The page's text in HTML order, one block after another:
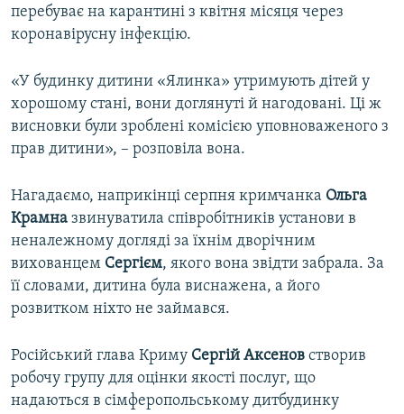
перебуває на карантині з квітня місяця через
коронавірусну інфекцію.
«У будинку дитини «Ялинка» утримують дітей у
хорошому стані, вони доглянуті й нагодовані. Ці ж
висновки були зроблені комісією уповноваженого з
прав дитини», – розповіла вона.
Нагадаємо, наприкінці серпня кримчанка Ольга
Крамна звинуватила співробітників установи в
неналежному догляді за їхнім дворічним
вихованцем Сергієм, якого вона звідти забрала. За
її словами, дитина була виснажена, а його
розвитком ніхто не займався.
Російський глава Криму Сергій Аксенов створив
робочу групу для оцінки якості послуг, що
надаються в сімферопольському дитбудинку